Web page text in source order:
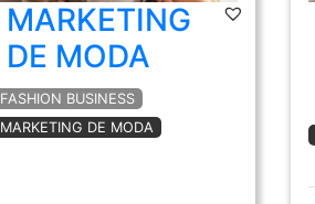
MARKETING
DE MODA
FASHION BUSINESS
MARKETING DE MODA